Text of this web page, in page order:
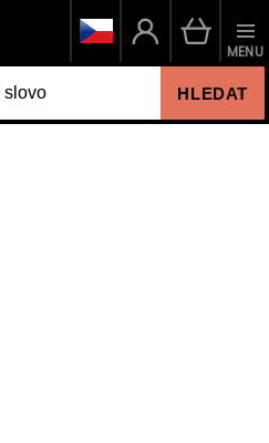
HLEDAT
MENU
KTERÝ
Shades ALK pro
výsledek